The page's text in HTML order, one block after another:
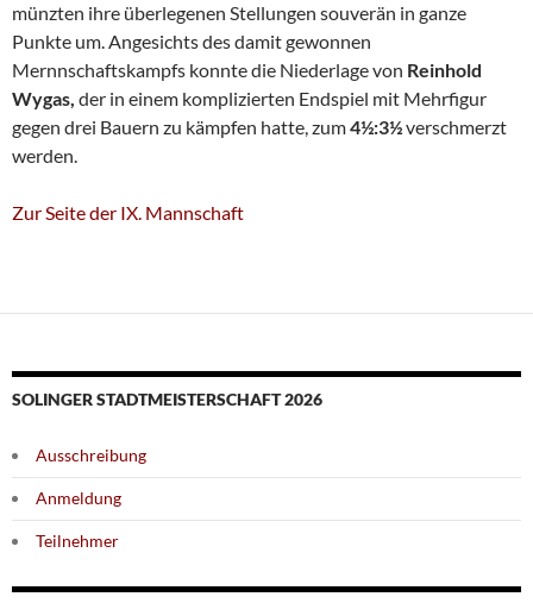
münzten ihre überlegenen Stellungen souverän in ganze
Punkte um. Angesichts des damit gewonnen
Mernnschaftskampfs konnte die Niederlage von Reinhold
Wygas, der in einem komplizierten Endspiel mit Mehrfigur
gegen drei Bauern zu kämpfen hatte, zum4½:3½verschmerzt
werden.
Zur Seite der IX. Mannschaft
SOLINGER STADTMEISTERSCHAFT 2026
Ausschreibung
Anmeldung
Teilnehmer